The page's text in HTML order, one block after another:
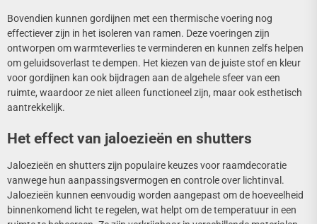
Bovendien kunnen gordijnen met een thermische voering nog
effectiever zijn in het isoleren van ramen. Deze voeringen zijn
ontworpen om warmteverlies te verminderen en kunnen zelfs helpen
om geluidsoverlast te dempen. Het kiezen van de juiste stof en kleur
voor gordijnen kan ook bijdragen aan de algehele sfeer van een
ruimte, waardoor ze niet alleen functioneel zijn, maar ook esthetisch
aantrekkelijk.
Het effect van jaloezieën en shutters
Jaloezieën en shutters zijn populaire keuzes voor raamdecoratie
vanwege hun aanpassingsvermogen en controle over lichtinval.
Jaloezieën kunnen eenvoudig worden aangepast om de hoeveelheid
binnenkomend licht te regelen, wat helpt om de temperatuur in een